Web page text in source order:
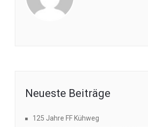
Neueste Beiträge
125 Jahre FF Kühweg